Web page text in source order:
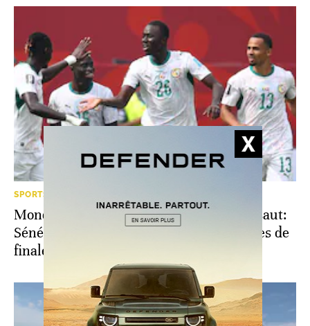
SPORTS
Mondial 2026. Crise, polémiques et sursaut:
Sénégal, le miraculé qualifié pour les 16es de
finale